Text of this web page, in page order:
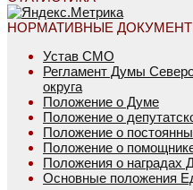
НОРМАТИВНЫЕ
Устав СМО
Регламент Думы
округа
Положение о Думе
Положение о
Положение о
Положение о
Положения о наградах
Основные положения